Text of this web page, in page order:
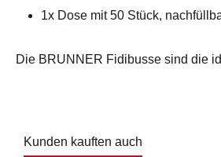
1x Dose mit 50 Stück,
Die BRUNNER Fidibusse sind die
Kunden kauften auch